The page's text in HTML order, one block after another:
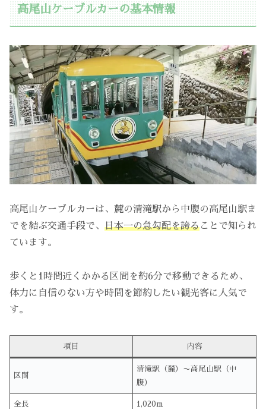
高尾山ケーブルカーの基本情報
高尾山ケーブルカーは、麓の清滝駅から中腹の高尾山駅ま
でを結ぶ交通手段で、 日本一の急勾配を誇ることで知られ
ています。
歩くと1時間近くかかる区間を約6分で移動できるため、
体力に自信のない方や時間を節約したい観光客に人気で
す。
項目 内容
区間
清滝駅（麓）〜高尾山駅（中
腹）
全長 1,020m